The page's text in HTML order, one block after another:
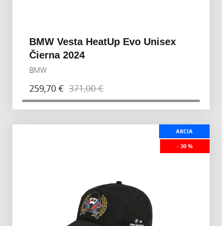
BMW Vesta HeatUp Evo Unisex
Čierna 2024
BMW
259,70 € 371,00 €
AKCIA
- 30 %